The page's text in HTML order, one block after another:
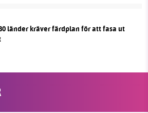
länder kräver färdplan för att fasa ut